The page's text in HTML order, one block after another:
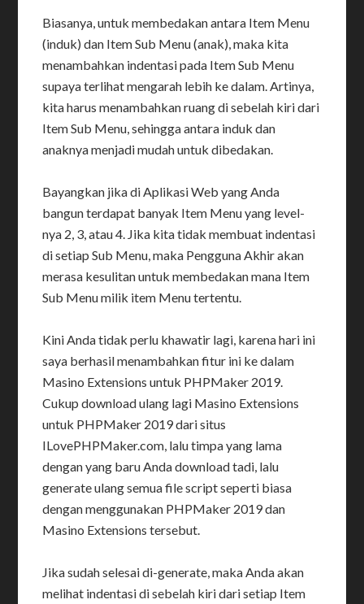
Biasanya, untuk membedakan antara Item Menu
(induk) dan Item Sub Menu (anak), maka kita
menambahkan indentasi pada Item Sub Menu
supaya terlihat mengarah lebih ke dalam. Artinya,
kita harus menambahkan ruang di sebelah kiri dari
Item Sub Menu, sehingga antara induk dan
anaknya menjadi mudah untuk dibedakan.
Bayangkan jika di Aplikasi Web yang Anda
bangun terdapat banyak Item Menu yang level-
nya 2, 3, atau 4. Jika kita tidak membuat indentasi
di setiap Sub Menu, maka Pengguna Akhir akan
merasa kesulitan untuk membedakan mana Item
Sub Menu milik item Menu tertentu.
Kini Anda tidak perlu khawatir lagi, karena hari ini
saya berhasil menambahkan fitur ini ke dalam
Masino Extensions untuk PHPMaker 2019.
Cukup download ulang lagi Masino Extensions
untuk PHPMaker 2019 dari situs
ILovePHPMaker.com, lalu timpa yang lama
dengan yang baru Anda download tadi, lalu
generate ulang semua file script seperti biasa
dengan menggunakan PHPMaker 2019 dan
Masino Extensions tersebut.
Jika sudah selesai di-generate, maka Anda akan
melihat indentasi di sebelah kiri dari setiap Item